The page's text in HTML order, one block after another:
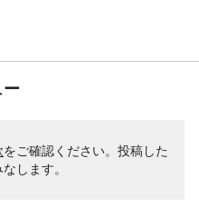
ー
をご確認ください。投稿した
します。